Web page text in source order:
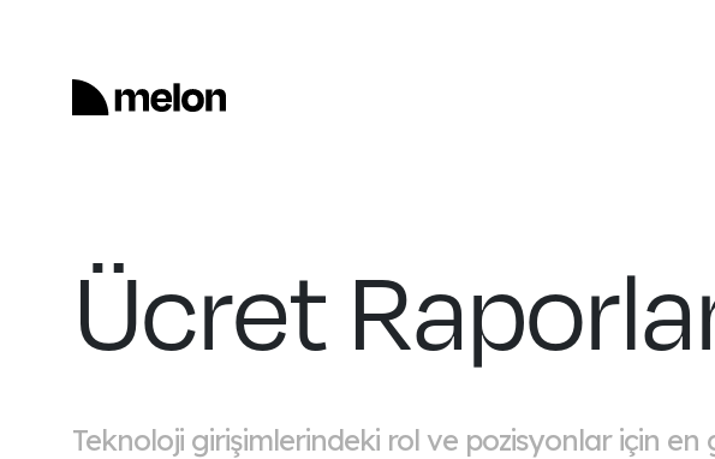
Ücret
Teknoloji girişimlerindeki rol ve pozisyonlar için